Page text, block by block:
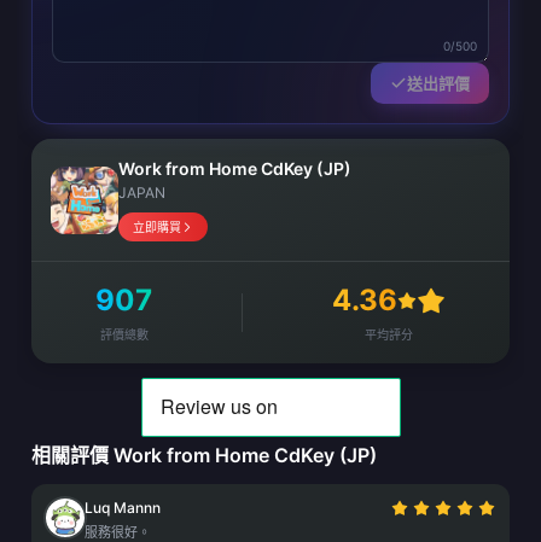
0/500
送出評價
Work from Home CdKey (JP)
JAPAN
立即購買
907
評價總數
4.36
平均評分
相關評價 Work from Home CdKey (JP)
Luq Mannn
服務很好。